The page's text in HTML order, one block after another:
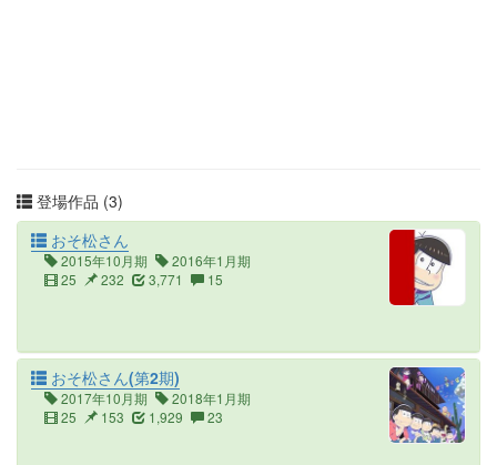
登場作品 (3)
おそ松さん
2015年10月期
2016年1月期
25
232 3,771 15
おそ松さん(第2期)
2017年10月期
2018年1月期
25
153 1,929 23